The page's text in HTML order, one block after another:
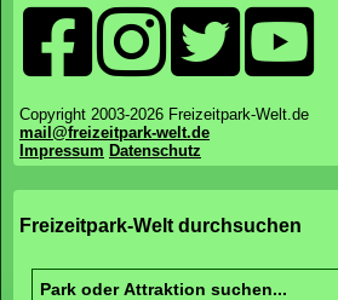
Copyright 2003-2026 Freizeitpark-Welt.de
mail@freizeitpark-welt.de
Impressum Datenschutz
Freizeitpark-Welt durchsuchen